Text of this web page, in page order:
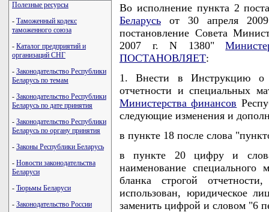
Полезные ресурсы
- Таможенный кодекс
таможенного союза
- Каталог предприятий и
организаций СНГ
- Законодательство Республики
Беларусь по темам
- Законодательство Республики
Беларусь по дате принятия
- Законодательство Республики
Беларусь по органу принятия
- Законы Республики Беларусь
- Новости законодательства
Беларуси
- Тюрьмы Беларуси
- Законодательство России
Во исполнение пункта 2
Беларусь от 30 апреля
постановление Совета
2007 г. N 1380"
ПОСТАНОВЛЯЕТ:
1. Внести в Инструкцию о
отчетности и специальных
Министерства финансов
следующие изменения и
в пункте 18 после слова
в пункте 20 цифру и
наименование специального
бланка строгой
использован, юридическое
заменить цифрой и словом "6